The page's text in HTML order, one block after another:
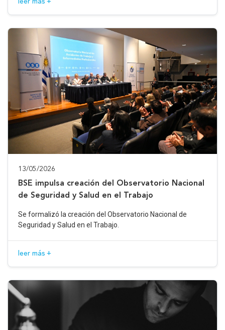
leer más +
13/05/2026
BSE impulsa creación del Observatorio Nacional
de Seguridad y Salud en el Trabajo
Se formalizó la creación del Observatorio Nacional de
Seguridad y Salud en el Trabajo.
leer más +